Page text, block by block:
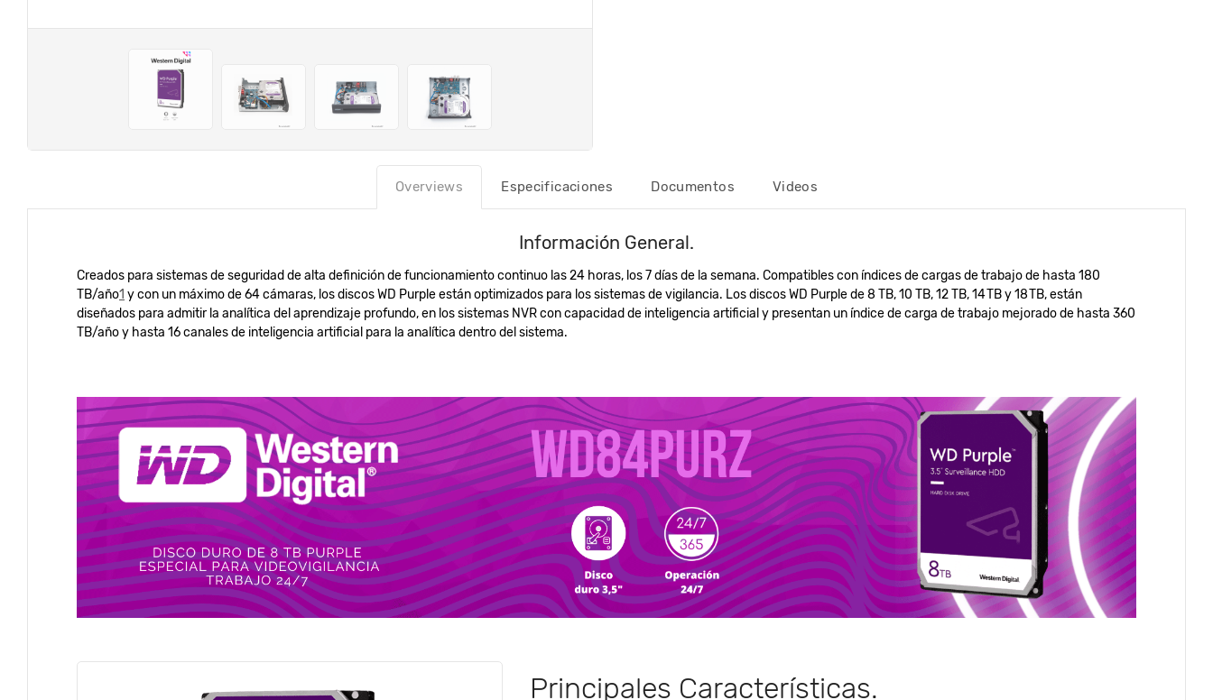
Overviews Especificaciones Documentos Videos
Información General.
Creados para sistemas de seguridad de alta definición de funcionamiento continuo las 24 horas, los 7 días de la semana. Compatibles con índices de cargas de trabajo de hasta 180
TB/año1 y con un máximo de 64 cámaras, los discos WD Purple están optimizados para los sistemas de vigilancia. Los discos WD Purple de 8 TB, 10 TB, 12 TB, 14 TB y 18 TB, están
diseñados para admitir la analítica del aprendizaje profundo, en los sistemas NVR con capacidad de inteligencia artificial y presentan un índice de carga de trabajo mejorado de hasta 360
TB/año y hasta 16 canales de inteligencia artificial para la analítica dentro del sistema.
Principales Características.